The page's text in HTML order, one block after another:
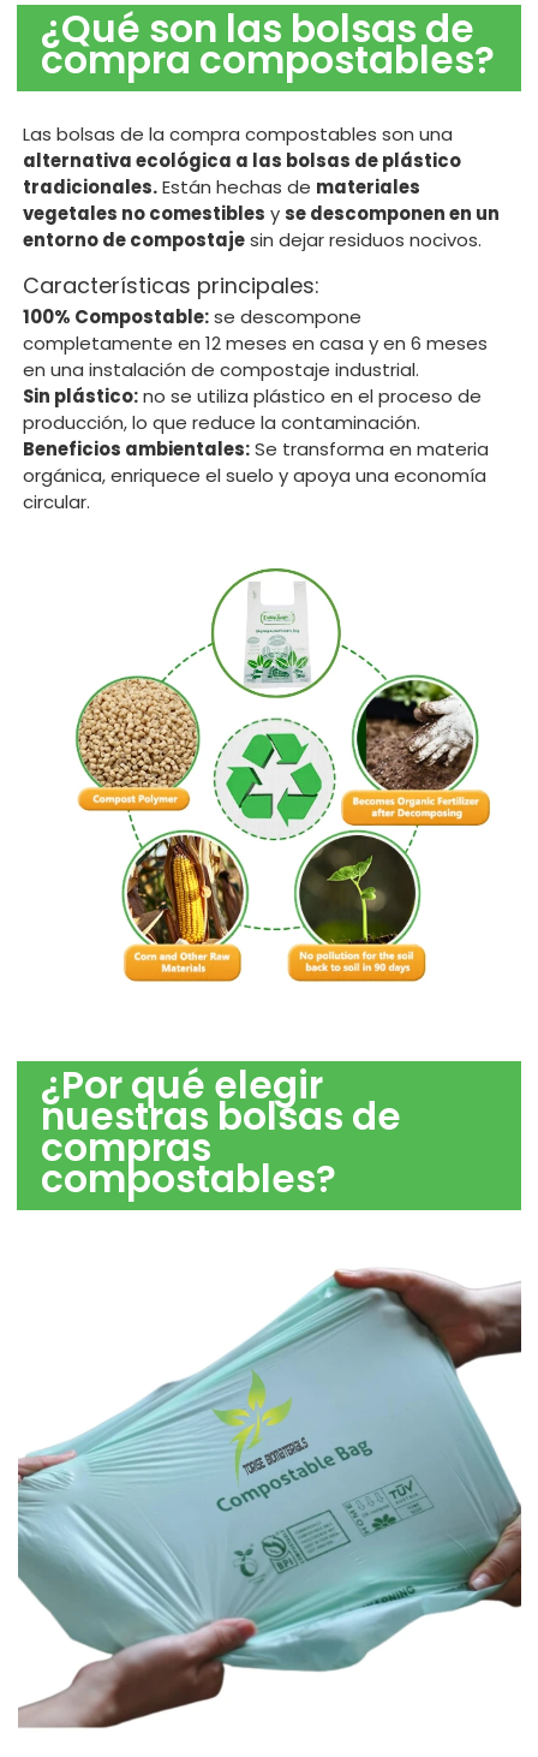
¿Qué son las bolsas de
compra compostables?
Las bolsas de la compra compostables son una
alternativa ecológica a las bolsas de plástico
tradicionales.Están hechas de materiales
vegetales no comestibles yse descomponen en un
entorno de compostajesin dejar residuos nocivos.
Características principales:
100% Compostable:se descompone
completamente en 12 meses en casa y en 6 meses
en una instalación de compostaje industrial.
Sin plástico:no se utiliza plástico en el proceso de
producción, lo que reduce la contaminación.
Beneficios ambientales:Se transforma en materia
orgánica, enriquece el suelo y apoya una economía
circular.
¿Por qué elegir
nuestras bolsas de
compras
compostables?